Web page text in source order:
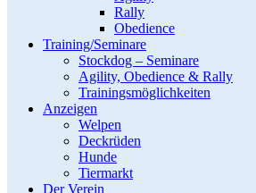
Rally
Obedience
Training/Seminare
Stockdog – Seminare
Agility, Obedience & Rally
Trainingsmöglichkeiten
Anzeigen
Welpen
Deckrüden
Hunde
Tiermarkt
Der Verein